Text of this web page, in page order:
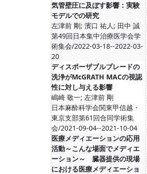
気管壁圧に及ぼす影響：実験
モデルでの研究
左津前 剛; 濱口 祐人; 田中 誠
第49回日本集中治療医学会学
術集会/2022-03-18--2022-03-
20
ディスポーザブルブレードの
洗浄がMcGRATH MACの視認
性に対し与える影響
嶋崎 敬一; 左津前 剛
日本麻酔科学会関東甲信越・
東京支部第61回合同学術集
会/2021-09-04--2021-10-04
医療メディエーションの応用
活動～こんな場面でメディエ
ーション～ 臓器提供の現場
における医療メディエーショ